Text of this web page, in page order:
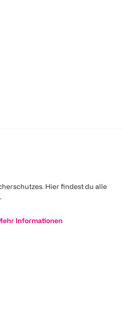
Hier findest du alle
Informationen